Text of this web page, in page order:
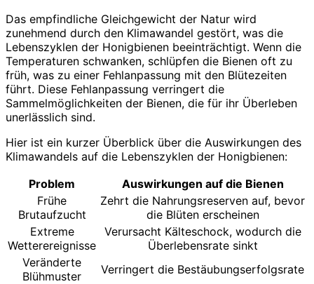
Das empfindliche Gleichgewicht der Natur wird
zunehmend durch den Klimawandel gestört, was die
Lebenszyklen der Honigbienen beeinträchtigt. Wenn die
Temperaturen schwanken, schlüpfen die Bienen oft zu
früh, was zu einer Fehlanpassung mit den Blütezeiten
führt. Diese Fehlanpassung verringert die
Sammelmöglichkeiten der Bienen, die für ihr Überleben
unerlässlich sind.
Hier ist ein kurzer Überblick über die Auswirkungen des
Klimawandels auf die Lebenszyklen der Honigbienen:
Problem
Auswirkungen auf die Bienen
Frühe
Brutaufzucht
Zehrt die Nahrungsreserven auf, bevor
die Blüten erscheinen
Extreme
Wetterereignisse
Verursacht Kälteschock, wodurch die
Überlebensrate sinkt
Veränderte
Blühmuster
Verringert die Bestäubungserfolgsrate